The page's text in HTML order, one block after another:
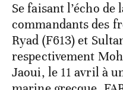
Se faisant l’écho
commandants des
Ryad (F613) et
respectivement
Jaoui, le 11 avril à